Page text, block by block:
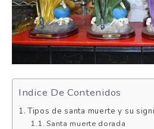
Indice De Contenidos
Tipos de santa muerte y su
Santa muerte dorada